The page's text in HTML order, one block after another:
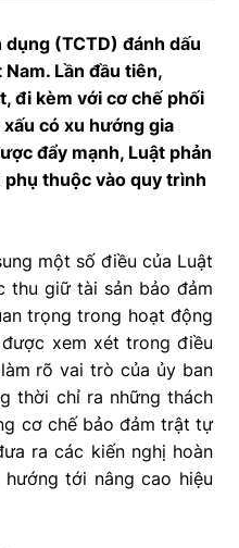
(TCTD) đánh dấu
Lần đầu tiên,
đi kèm với cơ chế phối
có xu hướng gia
đẩy mạnh, Luật phản
thuộc vào quy trình
một số điều của Luật
thu giữ tài sản bảo đảm
trọng trong hoạt động
xem xét trong điều
rõ vai trò của ủy ban
thời chỉ ra những thách
cơ chế bảo đảm trật tự
ra các kiến nghị hoàn
tới nâng cao hiệu